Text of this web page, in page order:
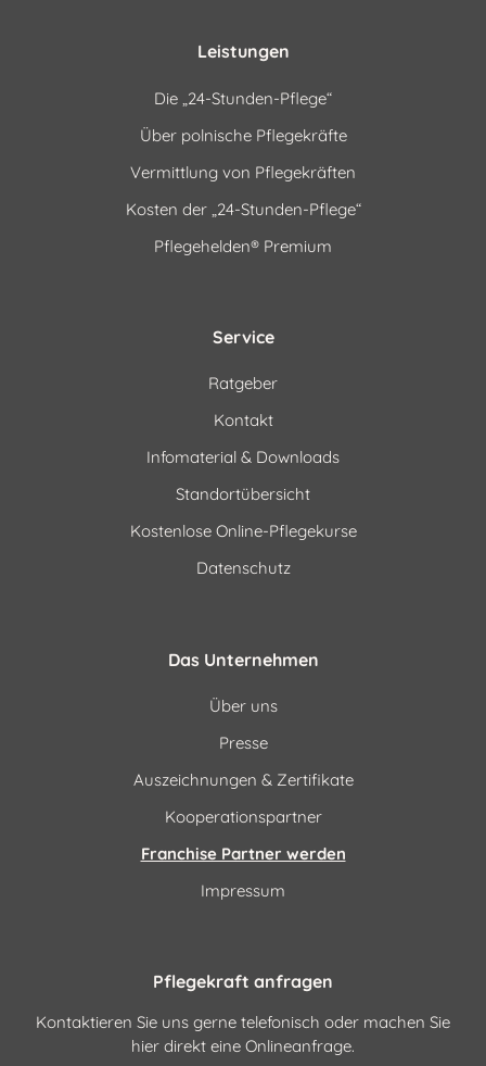
Leistungen
Die „24-Stunden-Pflege“
Über polnische Pflegekräfte
Vermittlung von Pflegekräften
Kosten der „24-Stunden-Pflege“
Pflegehelden® Premium
Service
Ratgeber
Kontakt
Infomaterial & Downloads
Standortübersicht
Kostenlose Online-Pflegekurse
Datenschutz
Das Unternehmen
Über uns
Presse
Auszeichnungen & Zertifikate
Kooperationspartner
Franchise Partner werden
Impressum
Pflegekraft anfragen
Kontaktieren Sie uns gerne telefonisch oder machen Sie
hier direkt eine Onlineanfrage.